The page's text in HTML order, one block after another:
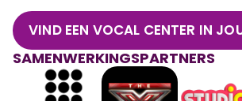
VIND EEN VOCAL CENTER IN
SAMENWERKINGSPARTNERS